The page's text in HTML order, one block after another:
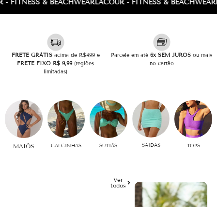
& BEACHWEARLACOUR - FITNESS & BEACHWEAR
FRETE GRÁTISacima de R$499 e
FRETE FIXO R$ 9,99(regiões
limitadas)
Parcele em até 6x SEM JUROS ou mais
no cartão
MAIÔS CALCINHAS SUTIÃS SAÍDAS TOPS
Ver
todos